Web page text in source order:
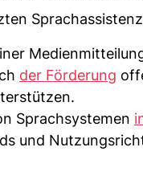
der Förderung
Sprachsystemen
und